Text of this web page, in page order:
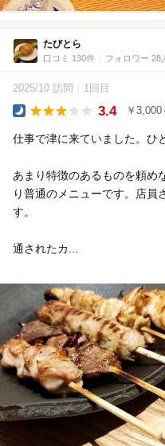
たびとら
口コミ 130件 フォロワー 28
2025/10 訪問 1回目
3.4 ￥
仕事で津に来ていました。ひ
あまり特徴のあるものを頼め
り普通のメニューです。店員
す。
通されたカ...